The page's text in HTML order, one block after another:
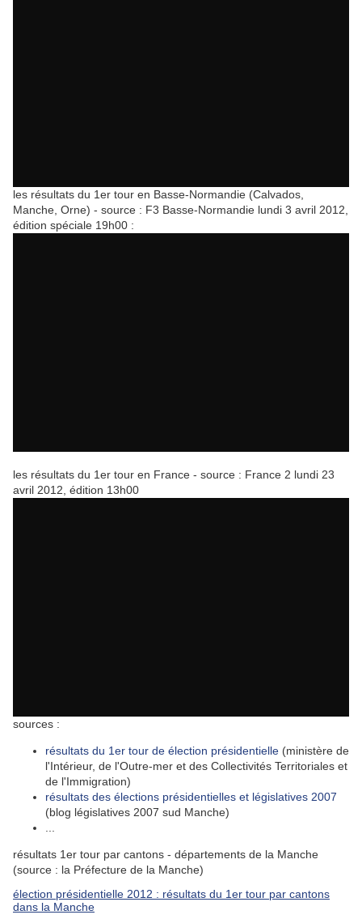
les résultats du 1er tour en Basse-Normandie (Calvados,
Manche, Orne) - source : F3 Basse-Normandie lundi 3 avril 2012,
édition spéciale 19h00 :
les résultats du 1er tour en France - source : France 2 lundi 23
avril 2012, édition 13h00
sources :
résultats du 1er tour de élection présidentielle (ministère de
l'Intérieur, de l'Outre-mer et des Collectivités Territoriales et
de l'Immigration)
résultats des élections présidentielles et législatives 2007
(blog législatives 2007 sud Manche)
résultats 1er tour par cantons - départements de la Manche
(source : la Préfecture de la Manche)
élection présidentielle 2012 : résultats du 1er tour par cantons
dans la Manche